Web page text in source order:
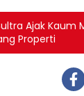
Ajak Kaum
Properti